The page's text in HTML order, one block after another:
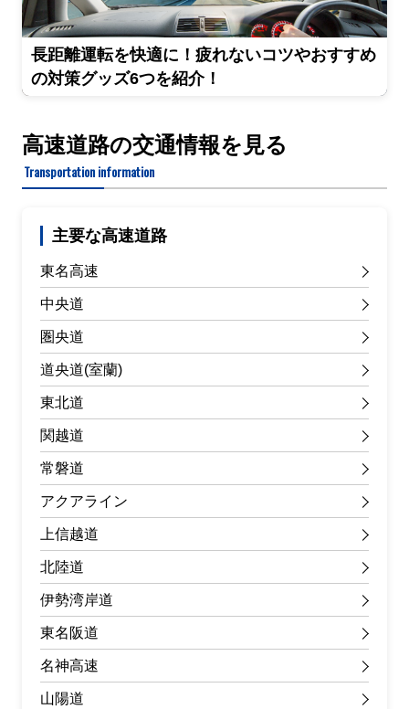
長距離運転を快適に！疲れないコツやおすすめ
の対策グッズ6つを紹介！
高速道路の交通情報を見る
Transportation information
主要な高速道路
東名高速
中央道
圏央道
道央道(室蘭)
東北道
関越道
常磐道
アクアライン
上信越道
北陸道
伊勢湾岸道
東名阪道
名神高速
山陽道